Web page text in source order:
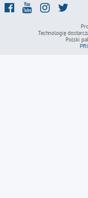
Technologię
Polski